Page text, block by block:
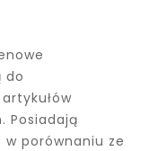
do
Posiadają
w porównaniu ze